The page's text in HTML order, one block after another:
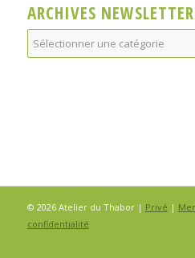
ARCHIVES
Archives
Newsletters
© 2026 Atelier du Thabor | Privé |
confidentialité